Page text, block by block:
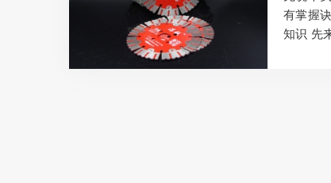
有掌握
知识 先